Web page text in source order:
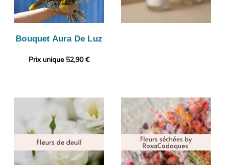
Bouquet Aura De Luz
Prix unique 52,90 €